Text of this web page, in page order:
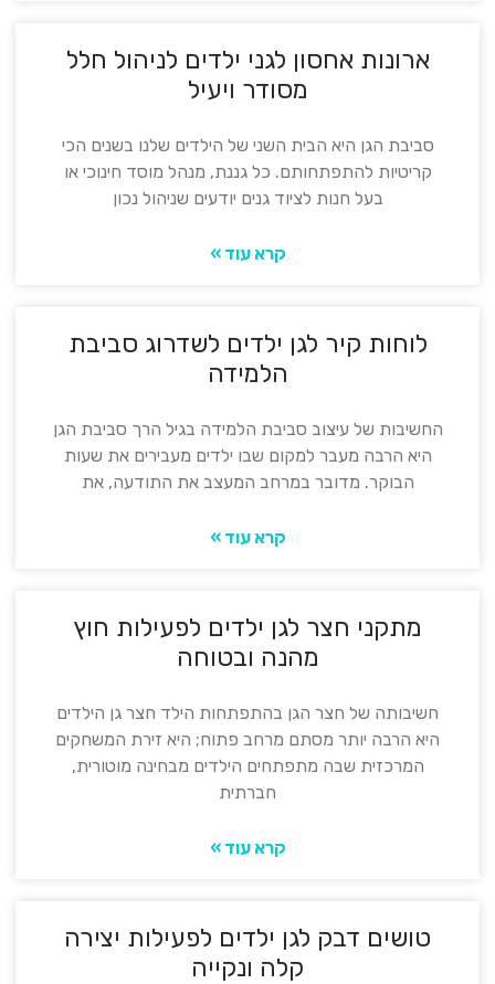
ארונות אחסון לגני ילדים לניהול חלל
מסודר ויעיל
סביבת הגן היא הבית השני של הילדים שלנו בשנים הכי
קריטיות להתפתחותם. כל גננת, מנהל מוסד חינוכי או
בעל חנות לציוד גנים יודעים שניהול נכון
קרא עוד »
לוחות קיר לגן ילדים לשדרוג סביבת
הלמידה
החשיבות של עיצוב סביבת הלמידה בגיל הרך סביבת הגן
היא הרבה מעבר למקום שבו ילדים מעבירים את שעות
הבוקר. מדובר במרחב המעצב את התודעה, את
קרא עוד »
מתקני חצר לגן ילדים לפעילות חוץ
מהנה ובטוחה
חשיבותה של חצר הגן בהתפתחות הילד חצר גן הילדים
היא הרבה יותר מסתם מרחב פתוח; היא זירת המשחקים
המרכזית שבה מתפתחים הילדים מבחינה מוטורית,
חברתית
קרא עוד »
טושים דבק לגן ילדים לפעילות יצירה
קלה ונקייה